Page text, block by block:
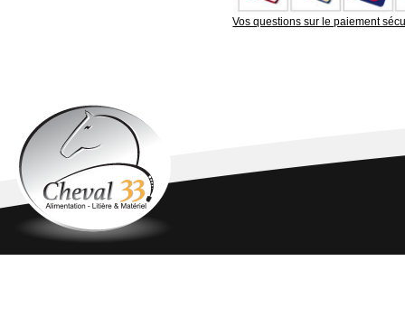
Vos questions sur le paiement